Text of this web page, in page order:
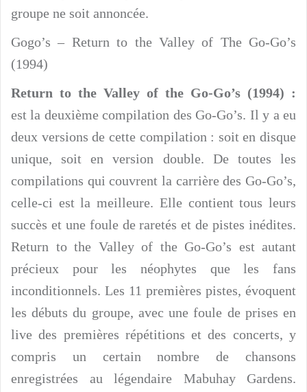
groupe ne soit annoncée.
Gogo’s – Return to the Valley of The Go-Go’s
(1994)
Return to the Valley of the Go-Go’s (1994) :
est la deuxième compilation des Go-Go’s. Il y a eu
deux versions de cette compilation : soit en disque
unique, soit en version double. De toutes les
compilations qui couvrent la carrière des Go-Go’s,
celle-ci est la meilleure. Elle contient tous leurs
succès et une foule de raretés et de pistes inédites.
Return to the Valley of the Go-Go’s est autant
précieux pour les néophytes que les fans
inconditionnels. Les 11 premières pistes, évoquent
les débuts du groupe, avec une foule de prises en
live des premières répétitions et des concerts, y
compris un certain nombre de chansons
enregistrées au légendaire Mabuhay Gardens.